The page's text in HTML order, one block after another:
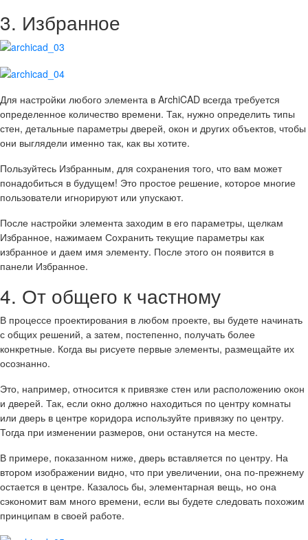
3. Избранное
Для настройки любого элемента в ArchiCAD всегда требуется
определенное количество времени. Так, нужно определить типы
стен, детальные параметры дверей, окон и других объектов, чтобы
они выглядели именно так, как вы хотите.
Пользуйтесь Избранным, для сохранения того, что вам может
понадобиться в будущем! Это простое решение, которое многие
пользователи игнорируют или упускают.
После настройки элемента заходим в его параметры, щелкам
Избранное, нажимаем Сохранить текущие параметры как
избранное и даем имя элементу. После этого он появится в
панели Избранное.
4. От общего к частному
В процессе проектирования в любом проекте, вы будете начинать
с общих решений, а затем, постепенно, получать более
конкретные. Когда вы рисуете первые элементы, размещайте их
осознанно.
Это, например, относится к привязке стен или расположению окон
и дверей. Так, если окно должно находиться по центру комнаты
или дверь в центре коридора используйте привязку по центру.
Тогда при изменении размеров, они останутся на месте.
В примере, показанном ниже, дверь вставляется по центру. На
втором изображении видно, что при увеличении, она по-прежнему
остается в центре. Казалось бы, элементарная вещь, но она
сэкономит вам много времени, если вы будете следовать похожим
принципам в своей работе.